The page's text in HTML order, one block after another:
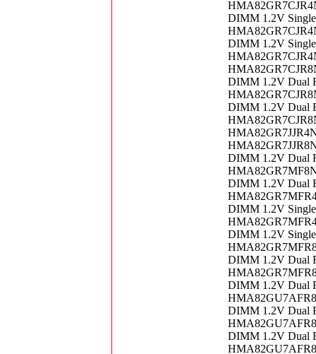
DIMM 1.2V
DIMM 1.2V
DIMM 1.2V Dual
DIMM 1.2V Dual
DIMM 1.2V Dual
DIMM 1.2V Dual
DIMM 1.2V
DIMM 1.2V
DIMM 1.2V Dual
DIMM 1.2V Dual
DIMM 1.2V Dual
DIMM 1.2V Dual